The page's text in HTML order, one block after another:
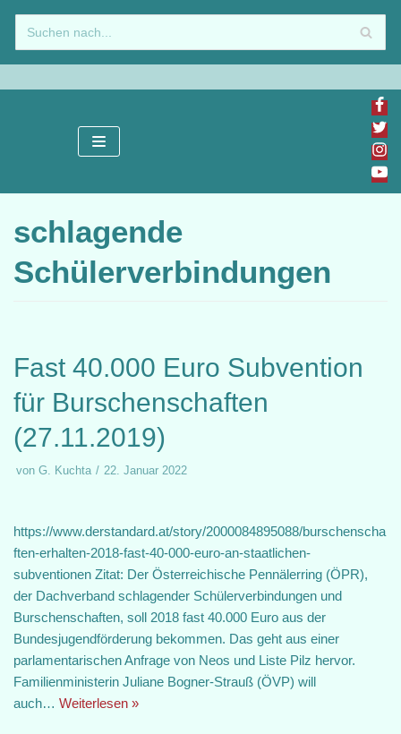
Zum
Inhalt
springen
schlagende
Schülerverbindungen
Fast 40.000 Euro Subvention
für Burschenschaften
(27.11.2019)
von G. Kuchta 22. Januar 2022
https://www.derstandard.at/story/2000084895088/burschenscha
ften-erhalten-2018-fast-40-000-euro-an-staatlichen-
subventionen Zitat: Der Österreichische Pennälerring (ÖPR),
der Dachverband schlagender Schülerverbindungen und
Burschenschaften, soll 2018 fast 40.000 Euro aus der
Bundesjugendförderung bekommen. Das geht aus einer
parlamentarischen Anfrage von Neos und Liste Pilz hervor.
Familienministerin Juliane Bogner-Strauß (ÖVP) will
auch… Weiterlesen »